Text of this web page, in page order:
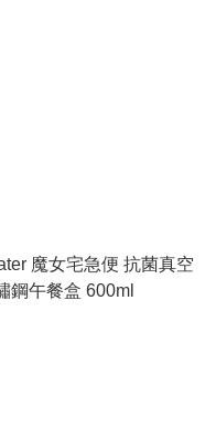
魔女宅急便 抗菌真空
鋼午餐盒 600ml